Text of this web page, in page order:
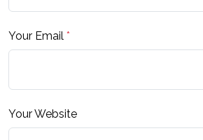
Your Email *
Your Website